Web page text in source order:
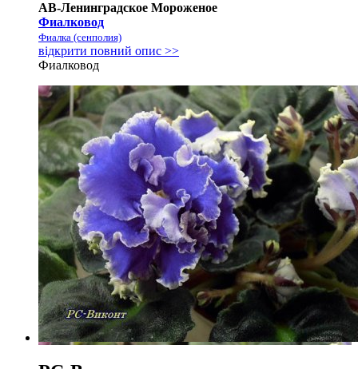
АВ-Ленинградское Мороженое
Фиалковод
Фиалка (сенполия)
відкрити повний опис >>
Фиалковод